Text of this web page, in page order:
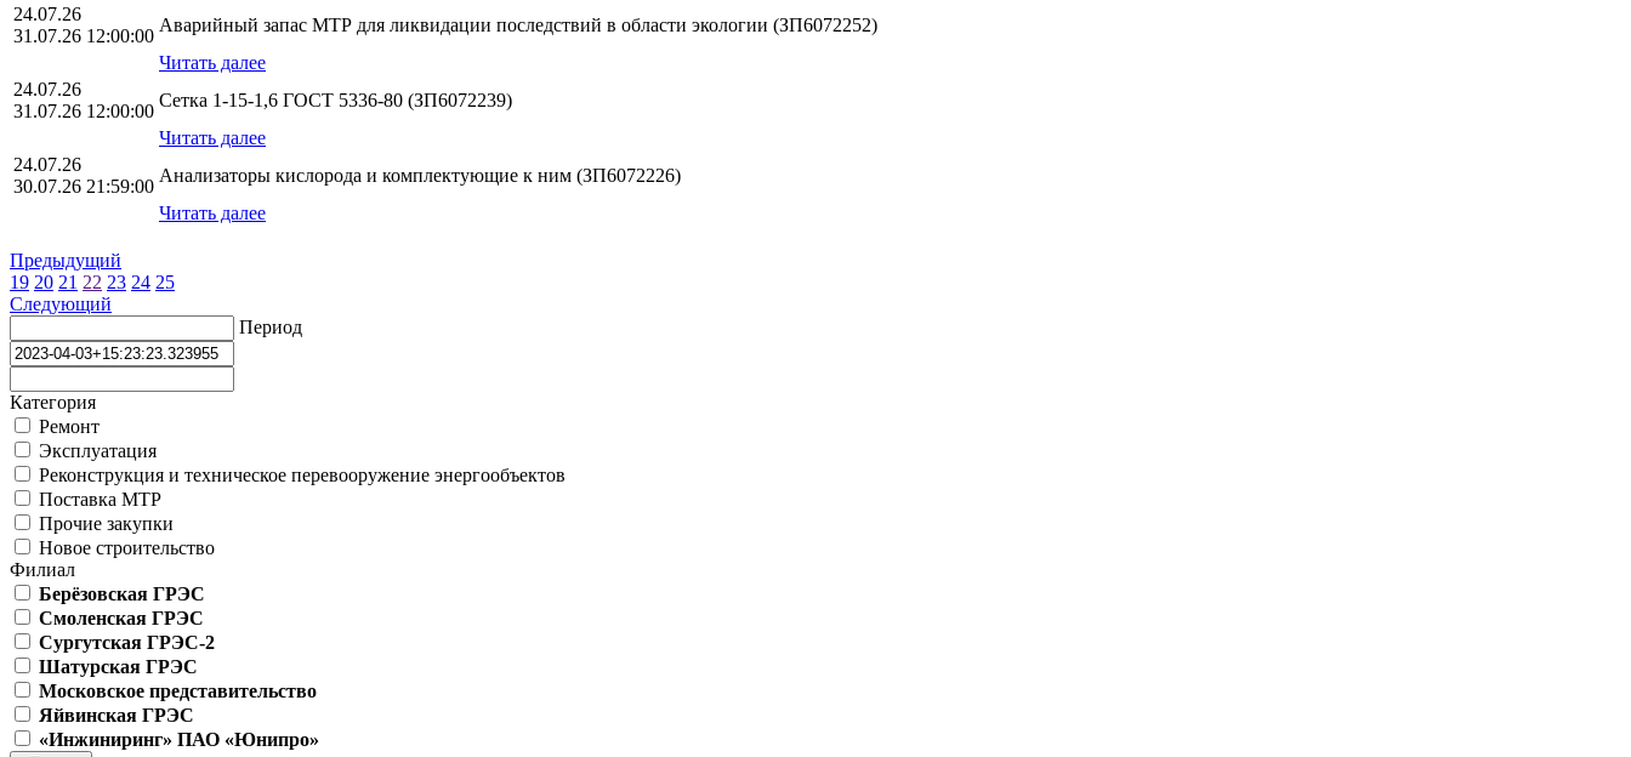
24.07.26
31.07.26 12:00:00
Аварийный запас МТР для ликвидации последствий в области экологии (ЗП6072252)
Читать далее
24.07.26
31.07.26 12:00:00
Сетка 1-15-1,6 ГОСТ 5336-80 (ЗП6072239)
Читать далее
24.07.26
30.07.26 21:59:00
Анализаторы кислорода и комплектующие к ним (ЗП6072226)
Читать далее
Предыдущий
19 20 21 22 23 24 25
Следующий
Период
Категория
Ремонт
Эксплуатация
Реконструкция и техническое перевооружение энергообъектов
Поставка МТР
Прочие закупки
Новое строительство
Филиал
Берёзовская ГРЭС
Смоленская ГРЭС
Сургутская ГРЭС-2
Шатурская ГРЭС
Московское представительство
Яйвинская ГРЭС
«Инжиниринг» ПАО «Юнипро»